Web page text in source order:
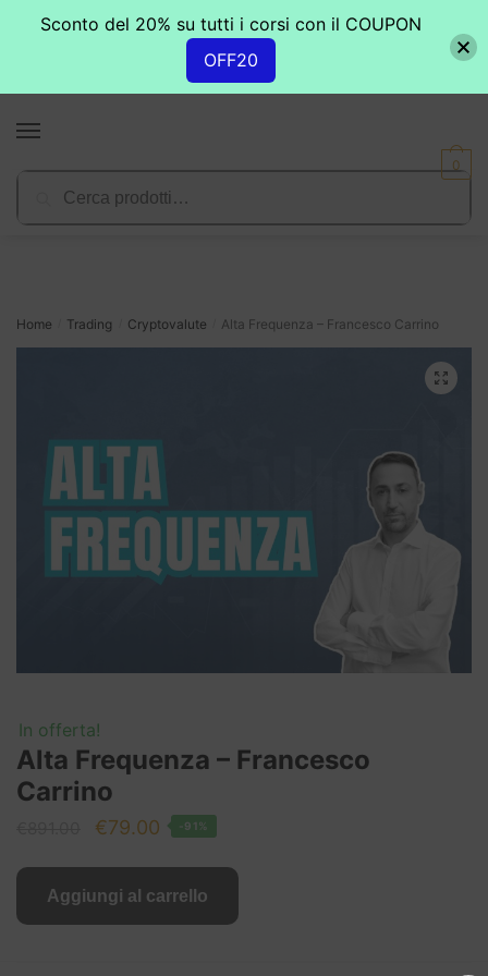
Cerca
0
Home Trading Cryptovalute Alta Frequenza – Francesco Carrino
In offerta!
Alta Frequenza – Francesco
Carrino
Il
originale
€79.00 Il
attuale
-91%
Aggiungi al carrello
Sconto del 20% su tutti i corsi con il COUPON
OFF20